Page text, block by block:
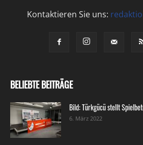
Kontaktieren Sie uns:
BELIEBTE BEITRÄGE
Bild: Türkgücü stellt
6. März 2022